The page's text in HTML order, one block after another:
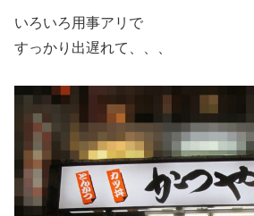
いろいろ用事アリで
すっかり出遅れて、、、